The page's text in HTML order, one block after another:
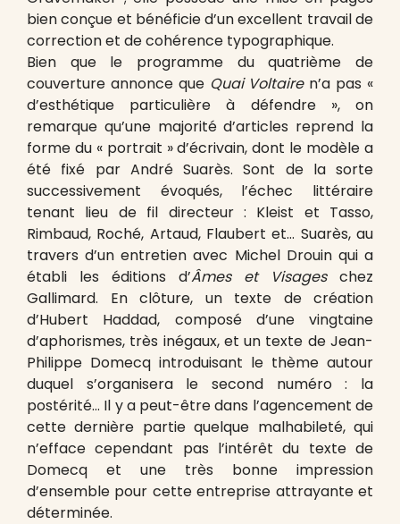
bien conçue et bénéficie d’un excellent travail de
correction et de cohérence typographique.
Bien que le programme du quatrième de
couverture annonce que Quai Voltairen’a pas «
d’esthétique particulière à défendre », on
remarque qu’une majorité d’articles reprend la
forme du « portrait » d’écrivain, dont le modèle a
été fixé par André Suarès. Sont de la sorte
successivement évoqués, l’échec littéraire
tenant lieu de fil directeur : Kleist et Tasso,
Rimbaud, Roché, Artaud, Flaubert et… Suarès, au
travers d’un entretien avec Michel Drouin qui a
établi les éditions d’Âmes et Visageschez
Gallimard. En clôture, un texte de création
d’Hubert Haddad, composé d’une vingtaine
d’aphorismes, très inégaux, et un texte de Jean-
Philippe Domecq introduisant le thème autour
duquel s’organisera le second numéro : la
postérité… Il y a peut-être dans l’agencement de
cette dernière partie quelque malhabileté, qui
n’efface cependant pas l’intérêt du texte de
Domecq et une très bonne impression
d’ensemble pour cette entreprise attrayante et
déterminée.